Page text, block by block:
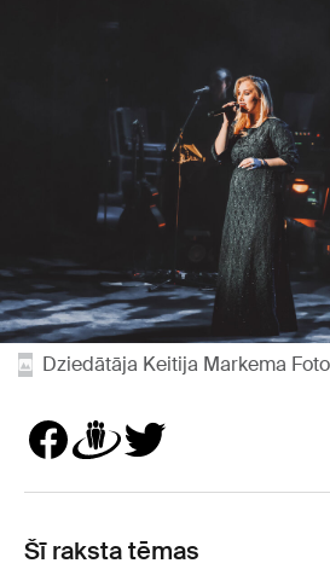
Dziedātāja Keitija Markema
Šī raksta tēmas